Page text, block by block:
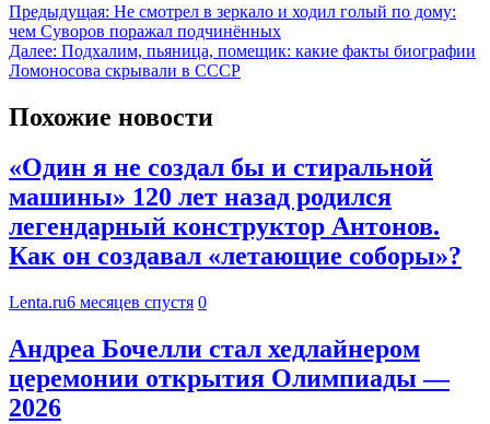
Предыдущая: Не смотрел в зеркало и ходил голый по дому:
чем Суворов поражал подчинённых
Далее: Подхалим, пьяница, помещик: какие факты биографии
Ломоносова скрывали в СССР
Похожие новости
«Один я не создал бы и стиральной
машины» 120 лет назад родился
легендарный конструктор Антонов.
Как он создавал «летающие соборы»?
Lenta.ru6 месяцев спустя 0
Андреа Бочелли стал хедлайнером
церемонии открытия Олимпиады —
2026